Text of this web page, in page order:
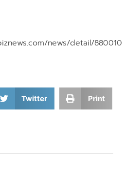
news/detail/880010
Twitter Print